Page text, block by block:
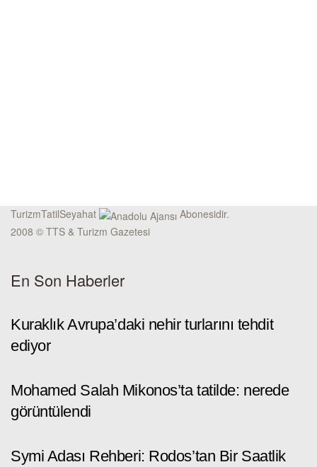
TurizmTatilSeyahat
Abonesidir.
2008 © TTS & Turizm Gazetesi
En Son Haberler
Kuraklık Avrupa’daki nehir turlarını tehdit
ediyor
Mohamed Salah Mikonos’ta tatilde: nerede
görüntülendi
Symi Adası Rehberi: Rodos’tan Bir Saatlik